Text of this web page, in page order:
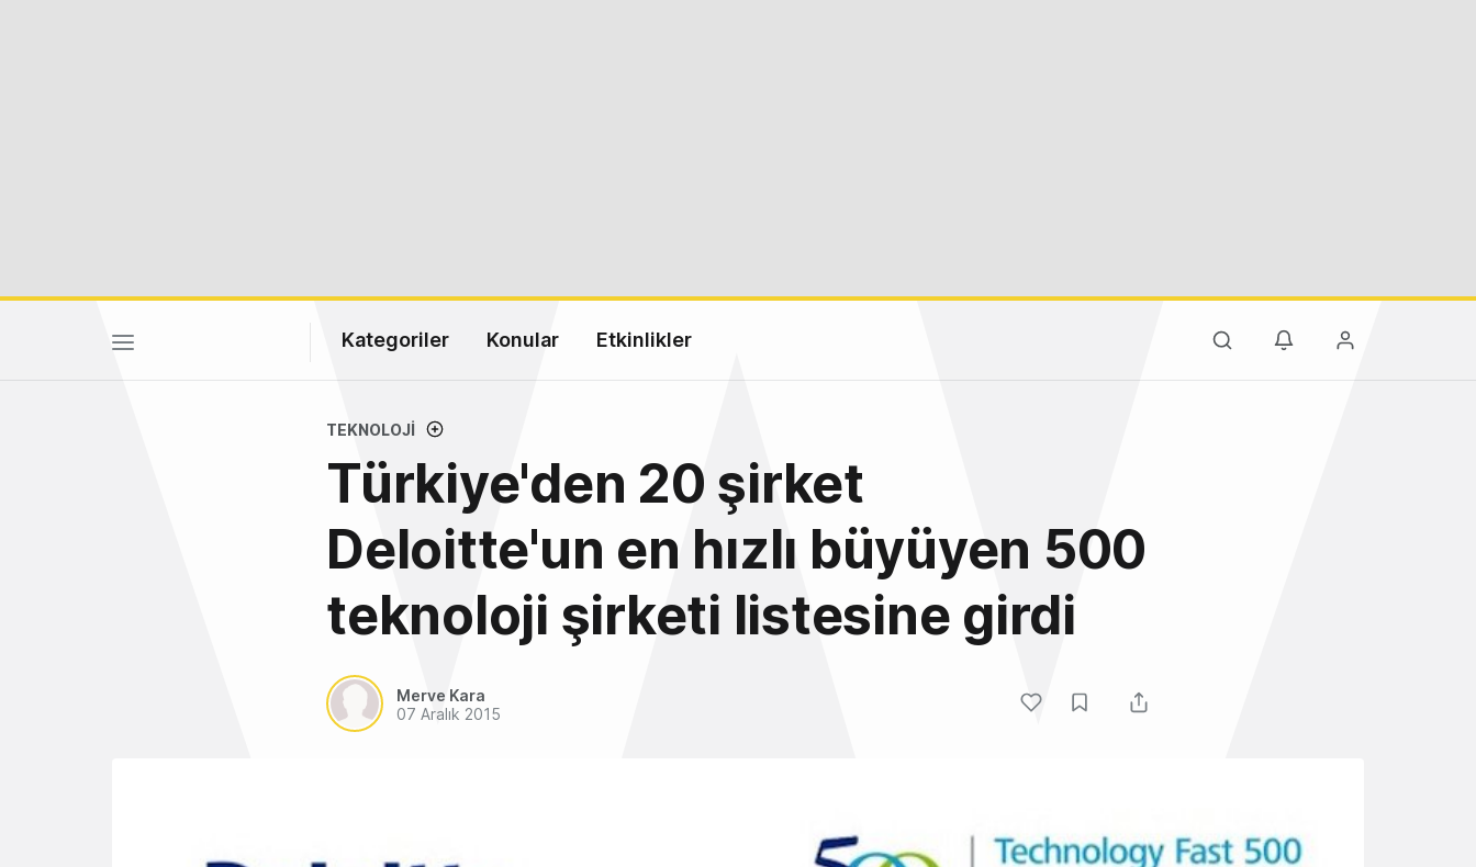
Kategoriler Konular Etkinlikler
TEKNOLOJI
Türkiye'den 20 şirket
Deloitte'un en hızlı büyüyen 500
teknoloji şirketi listesine girdi
Merve Kara
07 Aralık 2015